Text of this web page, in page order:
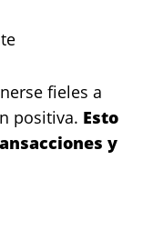
fieles a
positiva. Esto
y